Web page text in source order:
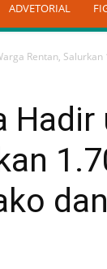
ADVETORIAL
Rentan, Salurkan